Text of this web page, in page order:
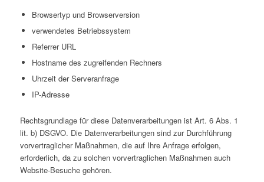
Browsertyp und Browserversion
verwendetes Betriebssystem
Referrer URL
Hostname des zugreifenden Rechners
Uhrzeit der Serveranfrage
IP-Adresse
Rechtsgrundlage für diese Datenverarbeitungen ist Art. 6 Abs. 1
lit. b) DSGVO. Die Datenverarbeitungen sind zur Durchführung
vorvertraglicher Maßnahmen, die auf Ihre Anfrage erfolgen,
erforderlich, da zu solchen vorvertraglichen Maßnahmen auch
Website-Besuche gehören.